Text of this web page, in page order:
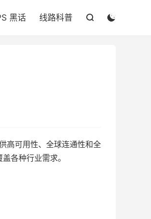
黑话 线路科普  
高可用性、全球连通性和全
各种行业需求。